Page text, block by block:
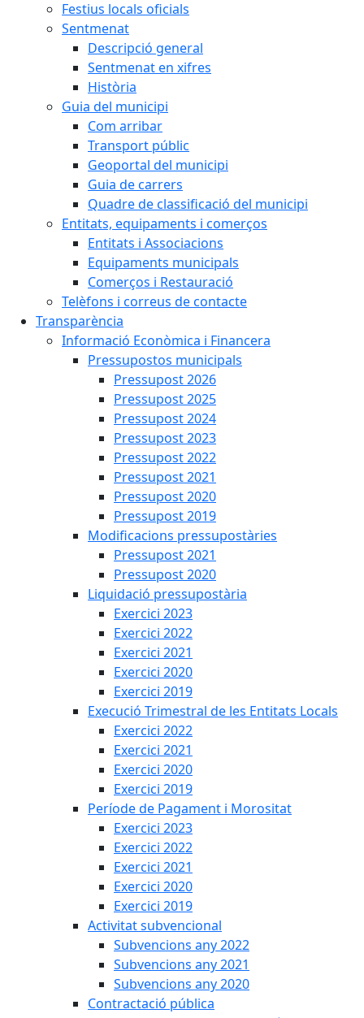
Festius locals oficials
Sentmenat
Descripció general
Sentmenat en xifres
Història
Guia del municipi
Com arribar
Transport públic
Geoportal del municipi
Guia de carrers
Quadre de classificació del municipi
Entitats, equipaments i comerços
Entitats i Associacions
Equipaments municipals
Comerços i Restauració
Telèfons i correus de contacte
Transparència
Informació Econòmica i Financera
Pressupostos municipals
Pressupost 2026
Pressupost 2025
Pressupost 2024
Pressupost 2023
Pressupost 2022
Pressupost 2021
Pressupost 2020
Pressupost 2019
Modificacions pressupostàries
Pressupost 2021
Pressupost 2020
Liquidació pressupostària
Exercici 2023
Exercici 2022
Exercici 2021
Exercici 2020
Exercici 2019
Execució Trimestral de les Entitats Locals
Exercici 2022
Exercici 2021
Exercici 2020
Exercici 2019
Període de Pagament i Morositat
Exercici 2023
Exercici 2022
Exercici 2021
Exercici 2020
Exercici 2019
Activitat subvencional
Subvencions any 2022
Subvencions any 2021
Subvencions any 2020
Contractació pública